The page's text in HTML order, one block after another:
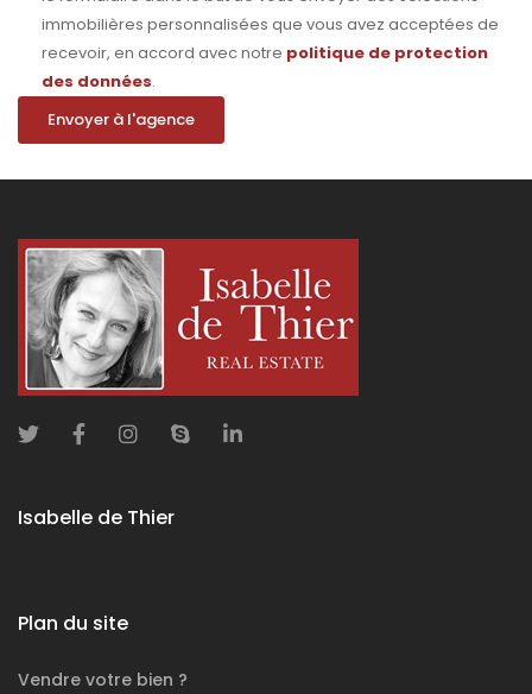
immobilières personnalisées que vous avez acceptées de
recevoir, en accord avec notre politique de protection
des données.
Envoyer à l'agence
Isabelle de Thier
Plan du site
Vendre votre bien ?